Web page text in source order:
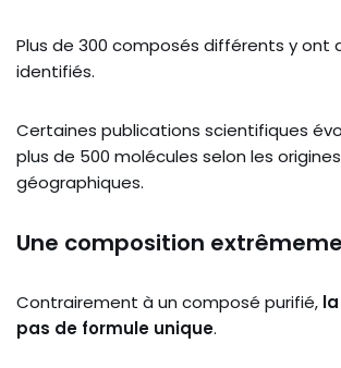
Plus de 300 composés différents y ont
identifiés.
Certaines publications scientifiques
plus de 500 molécules selon les origines
géographiques.
Une composition
Contrairement à un composé purifié,
pas de formule unique.